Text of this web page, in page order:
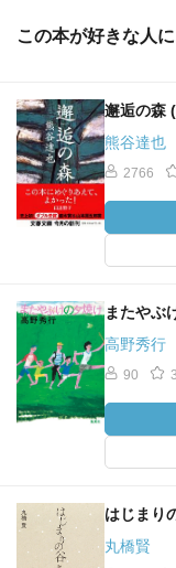
この本が好きな人
邂逅の森
熊谷達也
2766
またやぶ
高野秀行
90
はじまり
丸橋賢